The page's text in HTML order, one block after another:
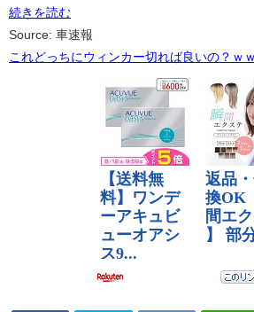
続きを読む
Source: 車速報
これどっちにウィンカー切れば良いの？ｗ